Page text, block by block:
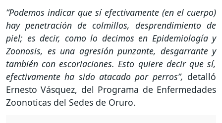
“Podemos indicar que sí efectivamente (en el cuerpo)
hay penetración de colmillos, desprendimiento de
piel; es decir, como lo decimos en Epidemiología y
Zoonosis, es una agresión punzante, desgarrante y
también con escoriaciones. Esto quiere decir que sí,
efectivamente ha sido atacado por perros”, detalló
Ernesto Vásquez, del Programa de Enfermedades
Zoonoticas del Sedes de Oruro.